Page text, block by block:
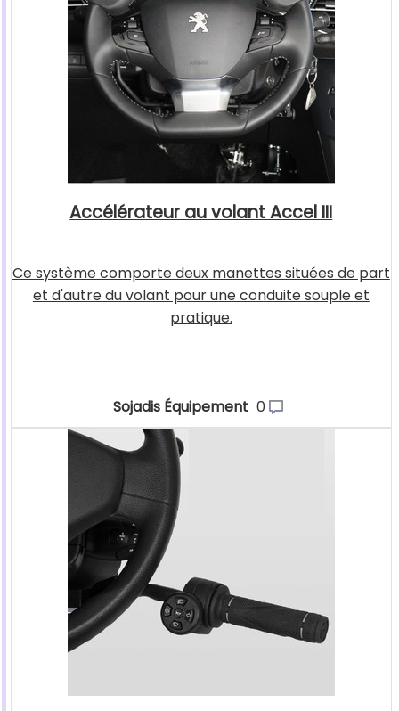
Accélérateur au volant Accel III
Ce système comporte deux manettes situées de part
et d'autre du volant pour une conduite souple et
pratique.
Sojadis Équipement 0